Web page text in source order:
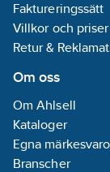
Faktureringssätt
Villkor och priser
Retur &
Om oss
Om Ahlsell
Kataloger
Egna
Branscher